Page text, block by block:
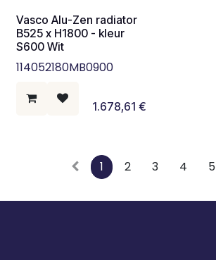
Vasco Alu-Zen radiator
B525 x H1800 - kleur
S600 Wit
114052180MB0900
1.678,61 €
1 2 3 4 5